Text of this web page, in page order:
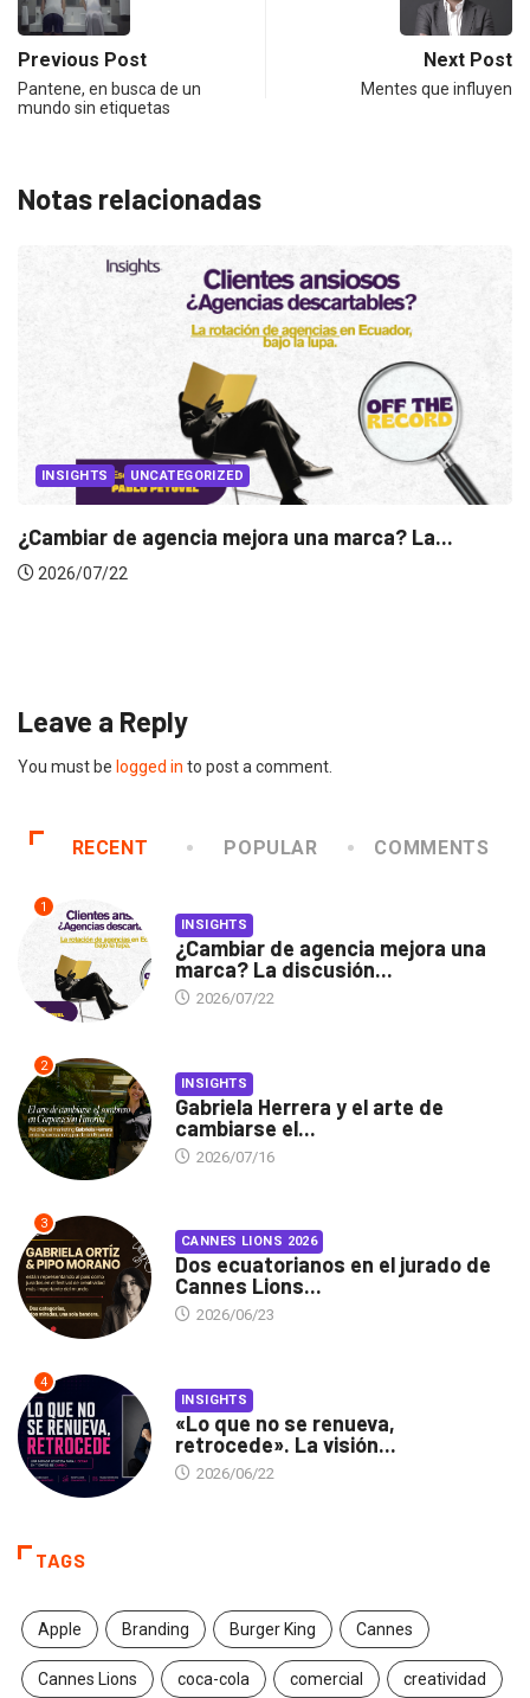
Previous Post
Pantene, en busca de un
mundo sin etiquetas
Next Post
Mentes que influyen
Notas relacionadas
La... INSIGHTS
Leave a Reply
You must be logged in to post a comment.
RECENT POPULAR COMMENTS
1
INSIGHTS
¿Cambiar de agencia mejora una
marca? La discusión...
2026/07/22
2
INSIGHTS
Gabriela Herrera y el arte de
cambiarse el...
2026/07/16
3
CANNES LIONS 2026
Dos ecuatorianos en el jurado de
Cannes Lions...
2026/06/23
4
INSIGHTS
«Lo que no se renueva,
retrocede». La visión...
2026/06/22
TAGS
Apple Branding Burger King Cannes
Cannes Lions coca-cola comercial creatividad